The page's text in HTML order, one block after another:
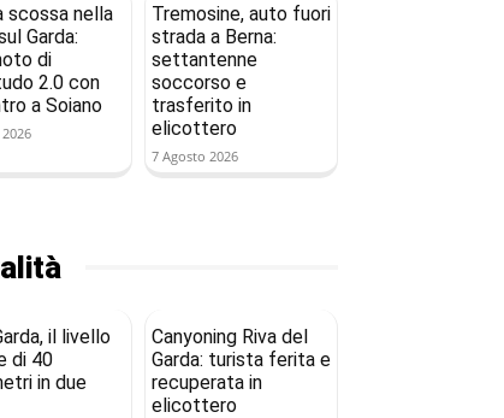
scossa nella
Garda:
di
2.0 con
a Soiano
Tremosine, auto fuori
strada a Berna:
settantenne
soccorso e
trasferito in
elicottero
7 Agosto 2026
il livello
di 40
in due
Canyoning Riva del
Garda: turista ferita e
recuperata in
elicottero